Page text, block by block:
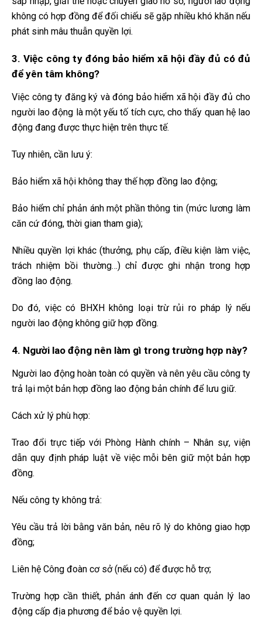
không có hợp đồng để đối chiếu sẽ gặp nhiều khó khăn nếu
phát sinh mâu thuẫn quyền lợi.
3. Việc công ty đóng bảo hiểm xã hội đầy đủ có đủ
để yên tâm không?
Việc công ty đăng ký và đóng bảo hiểm xã hội đầy đủ cho
người lao động là một yếu tố tích cực, cho thấy quan hệ lao
động đang được thực hiện trên thực tế.
Tuy nhiên, cần lưu ý:
Bảo hiểm xã hội không thay thế hợp đồng lao động;
Bảo hiểm chỉ phản ánh một phần thông tin (mức lương làm
căn cứ đóng, thời gian tham gia);
Nhiều quyền lợi khác (thưởng, phụ cấp, điều kiện làm việc,
trách nhiệm bồi thường…) chỉ được ghi nhận trong hợp
đồng lao động.
Do đó, việc có BHXH không loại trừ rủi ro pháp lý nếu
người lao động không giữ hợp đồng.
4. Người lao động nên làm gì trong trường hợp này?
Người lao động hoàn toàn có quyền và nên yêu cầu công ty
trả lại một bản hợp đồng lao động bản chính để lưu giữ.
Cách xử lý phù hợp:
Trao đổi trực tiếp với Phòng Hành chính – Nhân sự, viện
dẫn quy định pháp luật về việc mỗi bên giữ một bản hợp
đồng.
Nếu công ty không trả:
Yêu cầu trả lời bằng văn bản, nêu rõ lý do không giao hợp
đồng;
Liên hệ Công đoàn cơ sở (nếu có) để được hỗ trợ;
Trường hợp cần thiết, phản ánh đến cơ quan quản lý lao
động cấp địa phương để bảo vệ quyền lợi.